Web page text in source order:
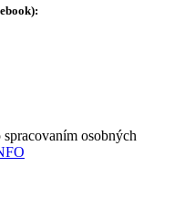
spracovaním osobných